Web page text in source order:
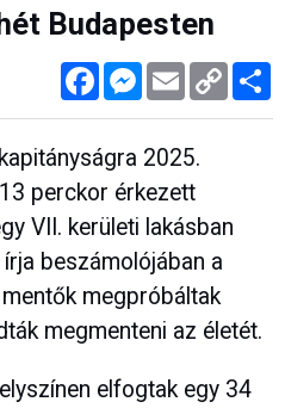
Budapesten
FacebookMessenger
Email Copy
Link
2025.
perckor érkezett
VII. kerületi lakásban
beszámolójában a
megpróbáltak
megmenteni az életét.
elfogtak egy 34